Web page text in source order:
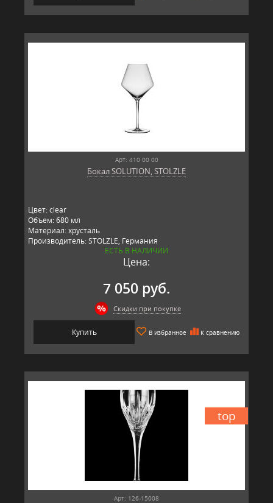
Арт: 410 00 00
Бокал SOLUTION, STOLZLE
Цвет: clear
Объем: 680 мл
Материал: хрусталь
Производитель: STOLZLE, Германия
ЕСТЬ В НАЛИЧИИ
Цена:
7 050 руб.
Скидки при покупке
Купить В избранное К сравнению
top
Арт: 126-15008